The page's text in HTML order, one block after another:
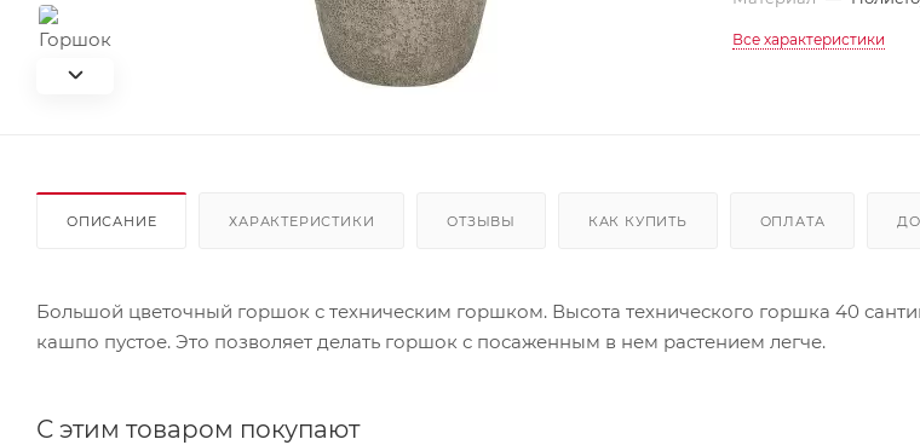
Все характеристики
ОПИСАНИЕ ХАРАКТЕРИСТИКИ ОТЗЫВЫ КАК КУПИТЬ ОПЛАТА
Большой цветочный горшок с техническим горшком. Высота технического горшка 40
кашпо пустое. Это позволяет делать горшок с посаженным в нем растением легче.
С этим товаром покупают